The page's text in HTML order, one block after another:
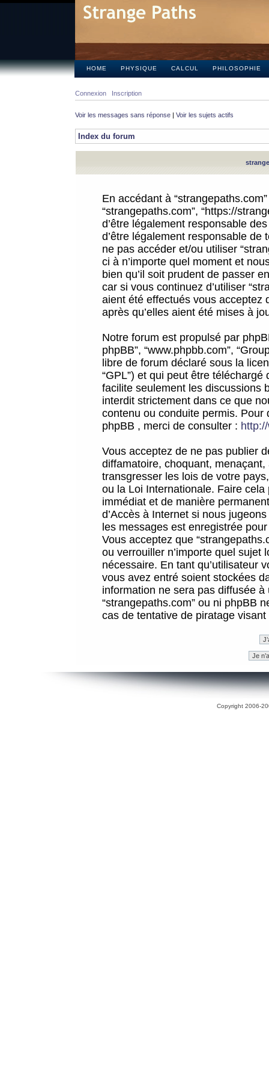
HOME PHYSIQUE CALCUL PHILOSOPHIE
Connexion Inscription
Voir les messages sans réponse | Voir les sujets actifs
Index du forum
En accédant à
“strangepaths.com”, “https://
d’être légalement responsable
d’être légalement responsable
ne pas accéder et/ou utiliser
ci à n’importe quel moment et
bien qu’il soit prudent de passer
car si vous continuez d’utiliser
aient été effectués vous acceptez
après qu’elles aient été mises à
Notre forum est propulsé par
phpBB”, “www.phpbb.com”,
libre de forum déclaré sous la
“GPL”) et qui peut être téléchargé
facilite seulement les discussions
interdit strictement dans ce que
contenu ou conduite permis.
phpBB , merci de consulter :
Vous acceptez de ne pas publier
diffamatoire, choquant,
transgresser les lois de votre
ou la Loi Internationale. Faire
immédiat et de manière
d’Accès à Internet si nous
les messages est enregistrée
Vous acceptez que
ou verrouiller n’importe quel sujet
nécessaire. En tant qu’utilisateur
vous avez entré soient stockées
information ne sera pas diffusée
“strangepaths.com” ou ni phpBB
cas de tentative de piratage
Copyright 2006-